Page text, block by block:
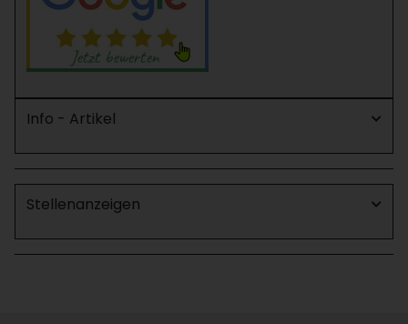
Info - Artikel
Stellenanzeigen